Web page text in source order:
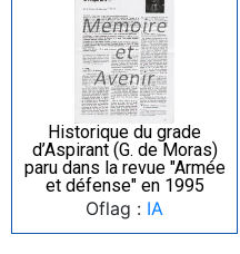
Historique du grade
d’Aspirant (G. de Moras)
paru dans la revue "Armée
et défense" en 1995
Oflag : IA